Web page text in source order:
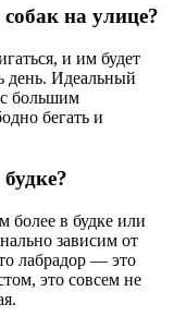
на улице?
и им будет
день. Идеальный
большим
бегать и
более в будке или
зависим от
лабрадор — это
это совсем не